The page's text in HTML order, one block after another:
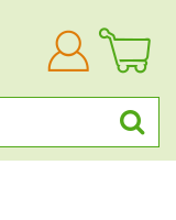
Prihlásiť
sa